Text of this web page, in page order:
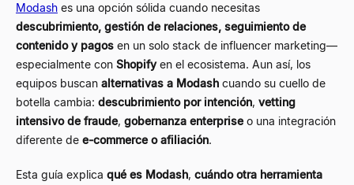
Modash es una opción sólida cuando necesitas
descubrimiento, gestión de relaciones, seguimiento de
contenido y pagos en un solo stack de influencer marketing—
especialmente con Shopifyen el ecosistema. Aun así, los
equipos buscan alternativas a Modash cuando su cuello de
botella cambia: descubrimiento por intención, vetting
intensivo de fraude, gobernanza enterpriseo una integración
diferente de e-commerce o afiliación.
Esta guía explica qué es Modash, cuándo otra herramienta